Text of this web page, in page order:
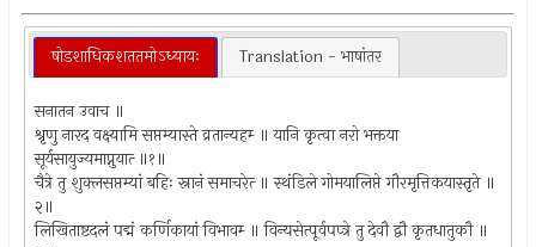
षोडशाधिकशततमोऽध्यायः Translation - भाषांतर
सनातन उवाच ॥
श्रृणु नारद वक्ष्यामि सप्तम्यास्ते व्रतान्यहम्‍ ॥ यानि कृत्वा नरो भक्तया
सूर्यसायुज्यमाप्नुयात्‍ ॥१॥
चैत्रे तु शुक्लसप्तम्यां बहिः स्नानं समाचरेत्‍ ॥ स्थंडिले गोमयालिप्ते गौरमृत्तिकयास्तृते ॥
२॥
लिखिताष्टदलं पद्मं कर्णिकायां विभावम्‍ ॥ विन्यसेत्पूर्वपप्त्रे तु देवौ द्वौ कृतधातुकौ ॥